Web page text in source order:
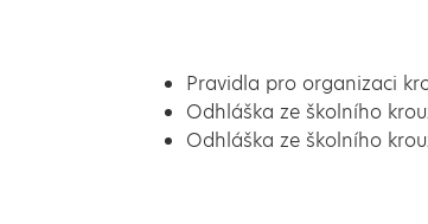
Pravidla pro organizaci
Odhláška ze školního
Odhláška ze školního